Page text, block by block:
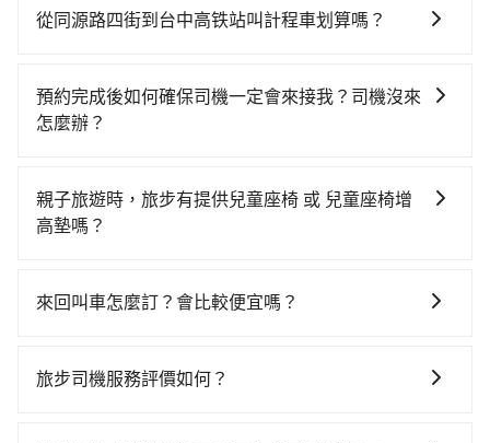
對的時間彈性，最重要的是你當天就要來回，那在南投
公里再額外加收$3.2，從同源路四街到台中高铁站的花
費預估為$550~1,000（金額差異來自於平假日、車款差
險與可能的罰單都需自付。再者，和運的iRent只提供最
基本的車型，如Toyota Yaris、Prius C、Vios這類乘坐
就是車況，打開車門才發現仍有上一組乘客遺留的垃圾
一位用戶卻遲遲尚未歸還，又或者要還車時卻偏偏找不
從同源路四街到台中高铁站叫計程車划算嗎？
灣大車隊和Yoxi，如果在路邊攔不到車，也可考慮打電
話至同源路四街附近的計程車隊，如永成計程車、南投
約340輛，計程車密度為雙北的0.2%，也就是說要臨時
叫到小黃的難度是台北或新北的500倍之多。再加上南投
源路四街到台中高铁站的跳表小黃可能較為便宜，但當
預約完成後如何確保司機一定會來接我？司機沒來
怎麼辦？
派車。在出發前一天晚上八點時，會透過電子郵件與簡
訊提供司機的姓名、電話、車牌、車型等資訊，如在約
位置。但如果遇到車輛故障或者前一趟車嚴重耽誤，
親子旅遊時，旅步有提供兒童座椅 或 兒童座椅增
高墊嗎？
童座椅。每趟每個租金 NT$300。您可以在預定服務時
來回叫車怎麼訂？會比較便宜嗎？
趟車的資訊，所以如果需要來回叫車，請分兩筆訂單預
旅步司機服務評價如何？